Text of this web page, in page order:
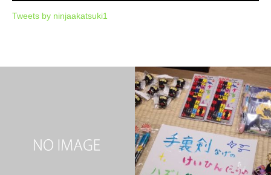
Tweets by ninjaakatsuki1